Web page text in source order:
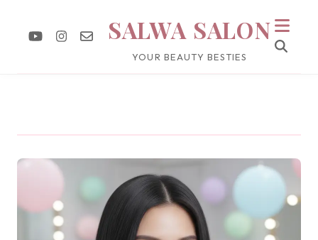
SALWA SALON
YOUR BEAUTY BESTIES